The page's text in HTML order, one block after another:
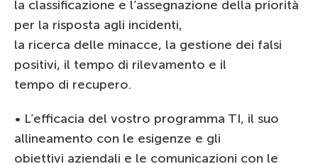
la classificazione e l’assegnazione della priorità
per la risposta agli incidenti,
la ricerca delle minacce, la gestione dei falsi
positivi, il tempo di rilevamento e il
tempo di recupero.
• L’efficacia del vostro programma TI, il suo
allineamento con le esigenze e gli
obiettivi aziendali e le comunicazioni con le